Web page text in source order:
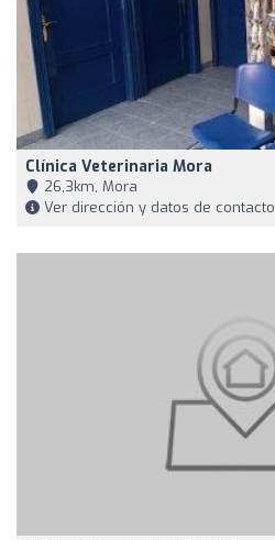
Clínica Veterinaria Mora
26,3km, Mora
Ver dirección y datos de contacto